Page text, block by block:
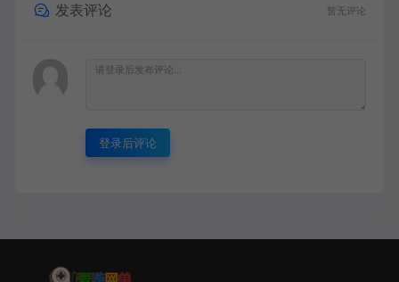
发表评论 暂无评论
登录后评论